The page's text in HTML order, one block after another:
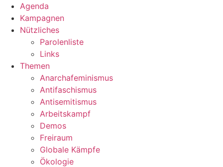
Agenda
Kampagnen
Nützliches
Parolenliste
Links
Themen
Anarchafeminismus
Antifaschismus
Antisemitismus
Arbeitskampf
Demos
Freiraum
Globale Kämpfe
Ökologie